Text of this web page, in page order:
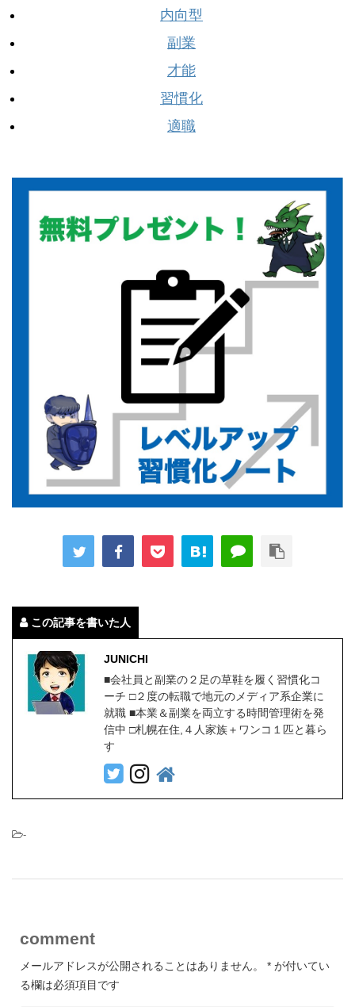
内向型
副業
才能
習慣化
適職
この記事を書いた人
JUNICHI
■会社員と副業の２足の草鞋を履く習慣化コ
ーチ □２度の転職で地元のメディア系企業に
就職 ■本業＆副業を両立する時間管理術を発
信中 □札幌在住,４人家族＋ワンコ１匹と暮ら
す
-
comment
メールアドレスが公開されることはありません。 * が付いてい
る欄は必須項目です